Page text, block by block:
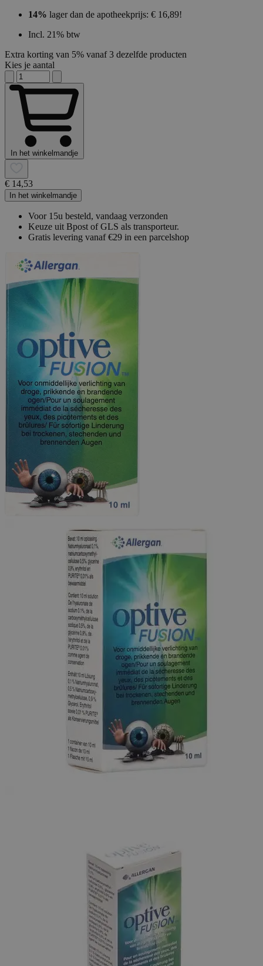
14% lager dan de apotheekprijs: € 16,89!
Incl. 21% btw
Extra korting van 5% vanaf 3 dezelfde producten
Kies je aantal
In het winkelmandje
€ 14,53
In het winkelmandje
Voor 15u besteld, vandaag verzonden
Keuze uit Bpost of GLS als transporteur.
Gratis levering vanaf €29 in een parcelshop